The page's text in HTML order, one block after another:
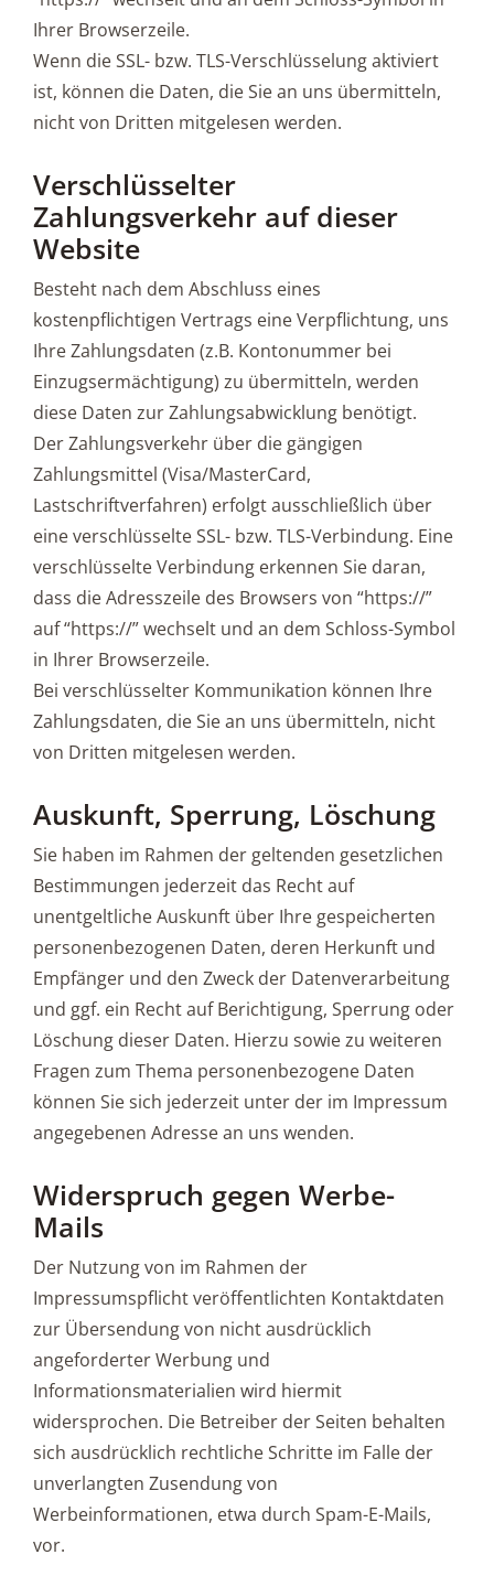
Ihrer Browserzeile.
Wenn die SSL- bzw. TLS-Verschlüsselung aktiviert
ist, können die Daten, die Sie an uns übermitteln,
nicht von Dritten mitgelesen werden.
Verschlüsselter
Zahlungsverkehr auf dieser
Website
Besteht nach dem Abschluss eines
kostenpflichtigen Vertrags eine Verpflichtung, uns
Ihre Zahlungsdaten (z.B. Kontonummer bei
Einzugsermächtigung) zu übermitteln, werden
diese Daten zur Zahlungsabwicklung benötigt.
Der Zahlungsverkehr über die gängigen
Zahlungsmittel (Visa/MasterCard,
Lastschriftverfahren) erfolgt ausschließlich über
eine verschlüsselte SSL- bzw. TLS-Verbindung. Eine
verschlüsselte Verbindung erkennen Sie daran,
dass die Adresszeile des Browsers von “https://”
auf “https://” wechselt und an dem Schloss-Symbol
in Ihrer Browserzeile.
Bei verschlüsselter Kommunikation können Ihre
Zahlungsdaten, die Sie an uns übermitteln, nicht
von Dritten mitgelesen werden.
Auskunft, Sperrung, Löschung
Sie haben im Rahmen der geltenden gesetzlichen
Bestimmungen jederzeit das Recht auf
unentgeltliche Auskunft über Ihre gespeicherten
personenbezogenen Daten, deren Herkunft und
Empfänger und den Zweck der Datenverarbeitung
und ggf. ein Recht auf Berichtigung, Sperrung oder
Löschung dieser Daten. Hierzu sowie zu weiteren
Fragen zum Thema personenbezogene Daten
können Sie sich jederzeit unter der im Impressum
angegebenen Adresse an uns wenden.
Widerspruch gegen Werbe-
Mails
Der Nutzung von im Rahmen der
Impressumspflicht veröffentlichten Kontaktdaten
zur Übersendung von nicht ausdrücklich
angeforderter Werbung und
Informationsmaterialien wird hiermit
widersprochen. Die Betreiber der Seiten behalten
sich ausdrücklich rechtliche Schritte im Falle der
unverlangten Zusendung von
Werbeinformationen, etwa durch Spam-E-Mails,
vor.